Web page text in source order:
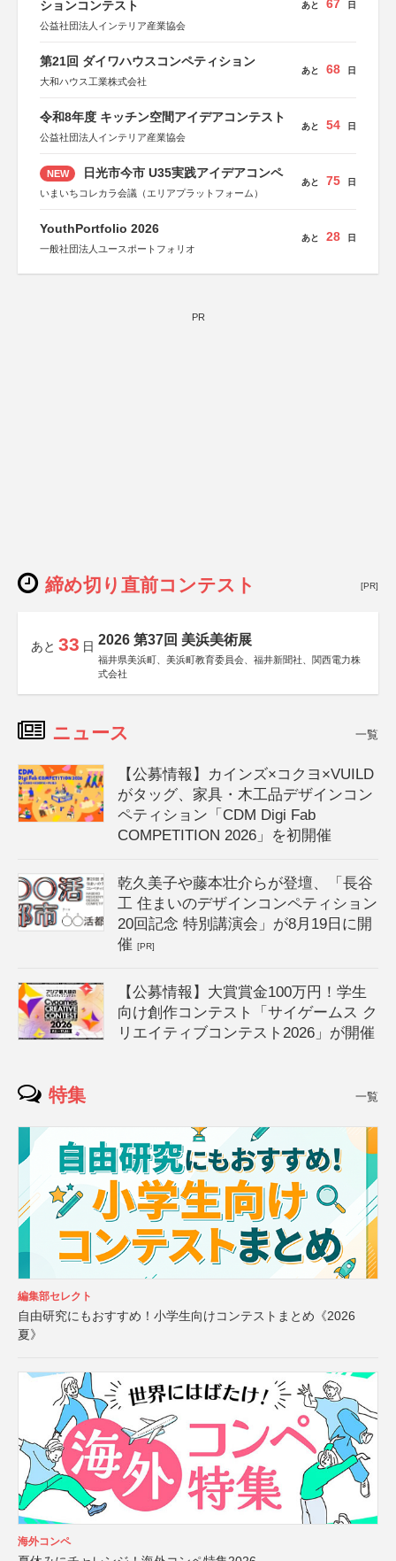
ションコンテスト
公益社団法人インテリア産業協会
あと 67 日
第21回 ダイワハウスコンペティション
大和ハウス工業株式会社
あと 68 日
令和8年度 キッチン空間アイデアコンテスト
公益社団法人インテリア産業協会
あと 54 日
NEW 日光市今市 U35実践アイデアコンペ
いまいちコレカラ会議（エリアプラットフォーム）
あと 75 日
YouthPortfolio 2026
一般社団法人ユースポートフォリオ
あと 28 日
PR
締め切り直前コンテスト [PR]
あと 33 日 2026 第37回 美浜美術展
福井県美浜町、美浜町教育委員会、福井新聞社、関西電力株
式会社
ニュース 一覧
【公募情報】カインズ×コクヨ×VUILD
がタッグ、家具・木工品デザインコン
ペティション「CDM Digi Fab
COMPETITION 2026」を初開催
乾久美子や藤本壮介らが登壇、「長谷
工 住まいのデザインコンペティション
20回記念 特別講演会」が8月19日に開
催[PR]
【公募情報】大賞賞金100万円！学生
向け創作コンテスト「サイゲームス ク
リエイティブコンテスト2026」が開催
特集 一覧
編集部セレクト
自由研究にもおすすめ！小学生向けコンテストまとめ《2026
夏》
海外コンペ